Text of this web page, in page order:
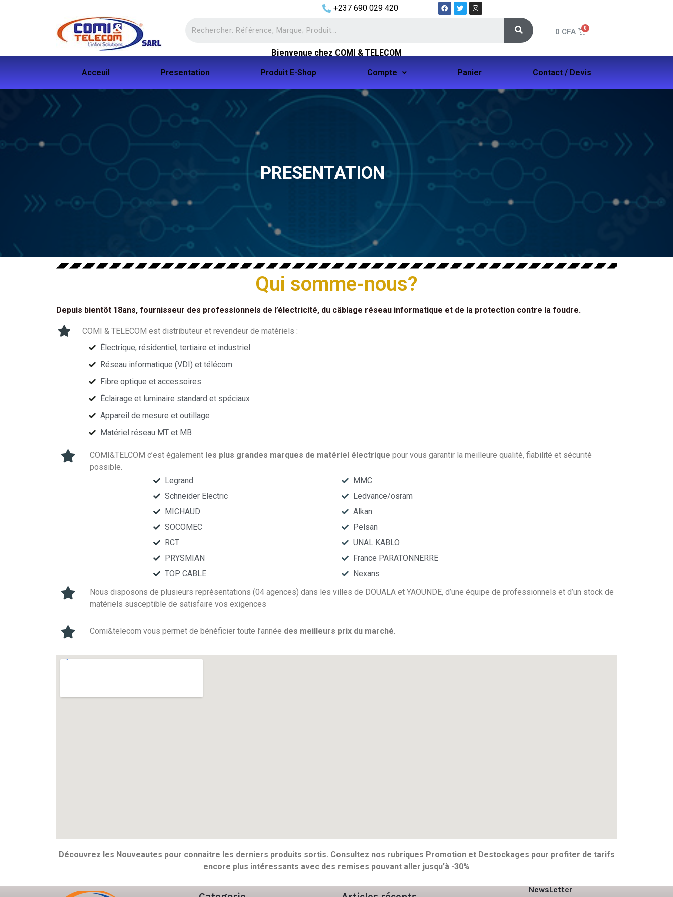
+237 690 029 420
0 CFA
Bienvenue chez COMI & TELECOM
Acceuil Presentation Produit E-Shop Compte Panier Contact / Devis
PRESENTATION
Qui somme-nous?
Depuis bientôt 18ans, fournisseur des professionnels de l’électricité, du câblage réseau informatique et de la protection contre la foudre.
COMI & TELECOM est distributeur et revendeur de matériels :
Électrique, résidentiel, tertiaire et industriel
Réseau informatique (VDI) et télécom
Fibre optique et accessoires
Éclairage et luminaire standard et spéciaux
Appareil de mesure et outillage
Matériel réseau MT et MB
COMI&TELCOM c’est égalementles plus grandes marques de matériel électrique pour vous garantir la meilleure qualité, fiabilité et sécurité
possible.
Legrand
Schneider Electric
MICHAUD
SOCOMEC
RCT
PRYSMIAN
TOP CABLE
MMC
Ledvance/osram
Alkan
Pelsan
UNAL KABLO
France PARATONNERRE
Nexans
Nous disposons de plusieurs représentations (04 agences) dans les villes de DOUALA et YAOUNDE, d’une équipe de professionnels et d’un stock de
matériels susceptible de satisfaire vos exigences
Comi&telecom vous permet de bénéficier toute l’année des meilleurs prix du marché.
Découvrez les Nouveautes pour connaitre les derniers produits sortis. Consultez nos rubriques Promotion et Destockages pour profiter de tarifs
encore plus intéressants avec des remises pouvant aller jusqu’à -30%
NewsLetter